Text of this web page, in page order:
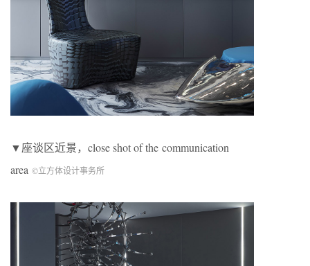
▼座谈区近景，close shot of the communication
area ©立方体设计事务所